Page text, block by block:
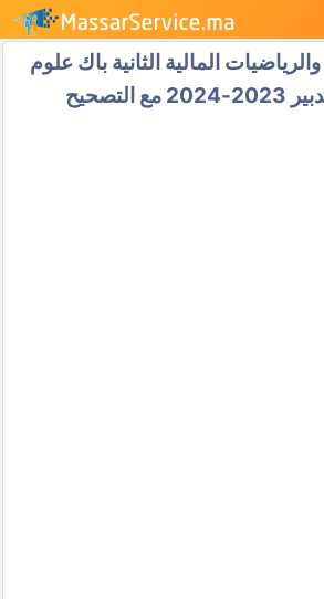
المالية الثانية باك علوم